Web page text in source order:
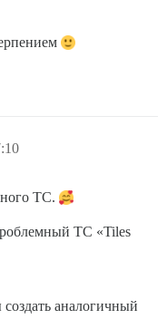
TC.
TC «Tiles
аналогичный